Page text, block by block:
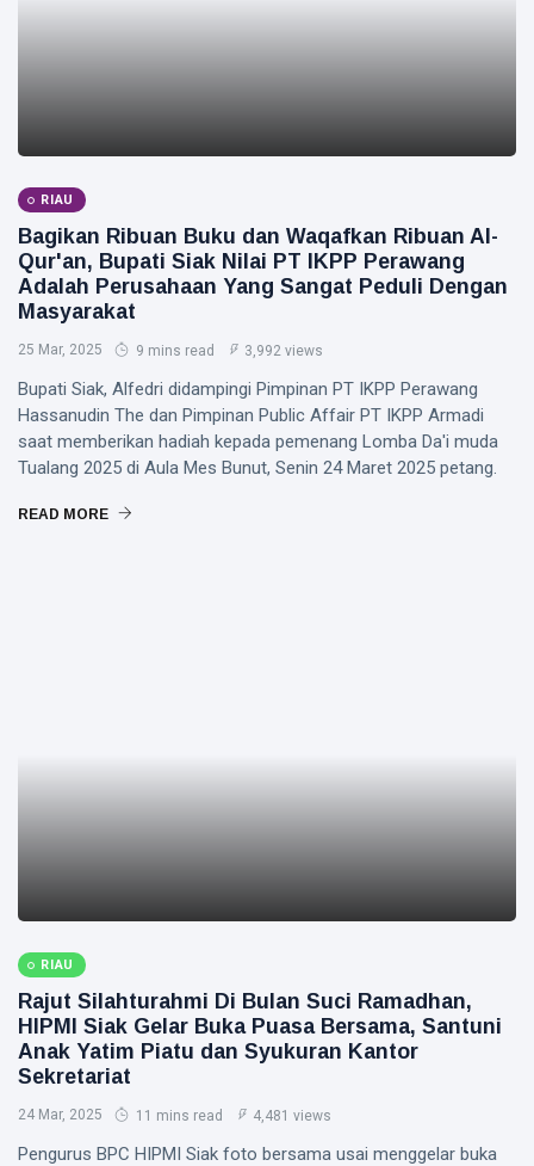
RIAU
Bagikan Ribuan Buku dan Waqafkan Ribuan Al-
Qur'an, Bupati Siak Nilai PT IKPP Perawang
Adalah Perusahaan Yang Sangat Peduli Dengan
Masyarakat
25 Mar, 2025 9 mins read 3,992 views
Bupati Siak, Alfedri didampingi Pimpinan PT IKPP Perawang
Hassanudin The dan Pimpinan Public Affair PT IKPP Armadi
saat memberikan hadiah kepada pemenang Lomba Da'i muda
Tualang 2025 di Aula Mes Bunut, Senin 24 Maret 2025 petang.
READ MORE
RIAU
Rajut Silahturahmi Di Bulan Suci Ramadhan,
HIPMI Siak Gelar Buka Puasa Bersama, Santuni
Anak Yatim Piatu dan Syukuran Kantor
Sekretariat
24 Mar, 2025 11 mins read 4,481 views
Pengurus BPC HIPMI Siak foto bersama usai menggelar buka